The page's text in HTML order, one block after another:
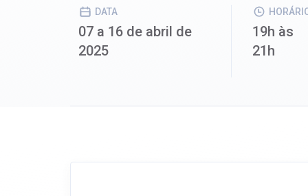
DATA
07 a 16 de abril de
2025
19h às
21h